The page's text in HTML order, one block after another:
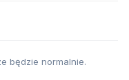
będzie normalnie.